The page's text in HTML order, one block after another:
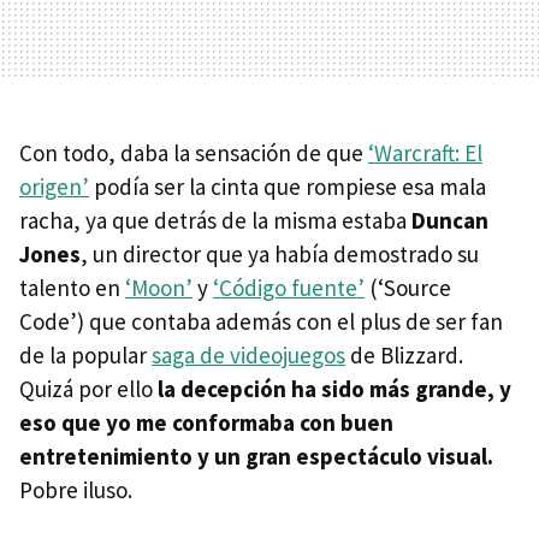
Con todo, daba la sensación de que ‘Warcraft: El
origen’ podía ser la cinta que rompiese esa mala
racha, ya que detrás de la misma estaba Duncan
Jones, un director que ya había demostrado su
talento en ‘Moon’ y ‘Código fuente’ (‘Source
Code’) que contaba además con el plus de ser fan
de la popularsaga de videojuegos de Blizzard.
Quizá por ello la decepción ha sido más grande, y
eso que yo me conformaba con buen
entretenimiento y un gran espectáculo visual.
Pobre iluso.